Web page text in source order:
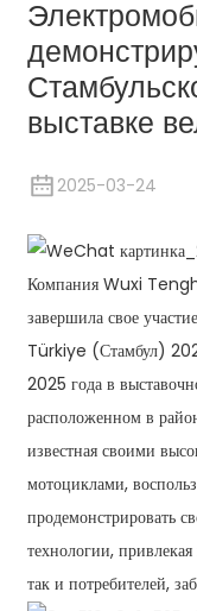
выставке
2025-03-24
Компания Wuxi
завершила свое
Türkiye (Стамбул)
2025 года в
расположенном в
известная своими
мотоциклами,
продемонстрировать
технологии,
так и потребителей,